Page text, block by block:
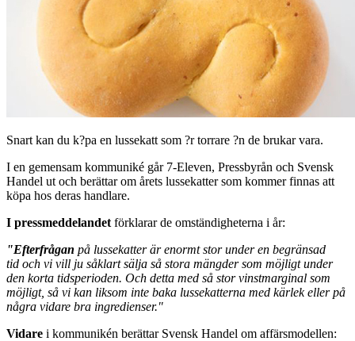
Snart kan du k?pa en lussekatt som ?r torrare ?n de brukar vara.
I en gemensam kommuniké går 7-Eleven, Pressbyrån och Svensk
Handel ut och berättar om årets lussekatter som kommer finnas att
köpa hos deras handlare.
I pressmeddelandet förklarar de omständigheterna i år:
"Efterfrågan på lussekatter är enormt stor under en begränsad
tid och vi vill ju såklart sälja så stora mängder som möjligt under
den korta tidsperioden. Och detta med så stor vinstmarginal som
möjligt, så vi kan liksom inte baka lussekatterna med kärlek eller på
några vidare bra ingredienser."
Vidare i kommunikén berättar Svensk Handel om affärsmodellen: